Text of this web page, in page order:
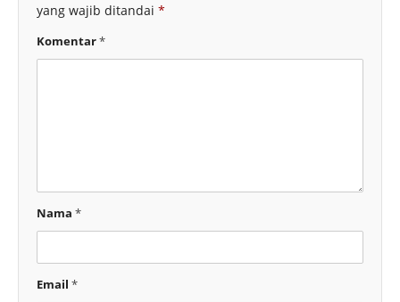
yang wajib ditandai *
Komentar*
Nama *
Email *